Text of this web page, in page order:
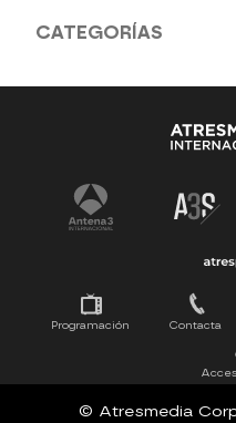
CATEGORÍAS
Antena 3 Noticias
La Ruleta de la Suerte
Pasapalabra
Programación Contacta
© Atresmedia